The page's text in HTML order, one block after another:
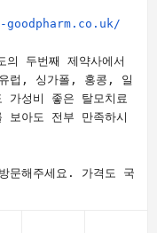
의 두번째 제약사에서
유럽, 싱가폴, 홍콩, 일
가성비 좋은 탈모치료
보아도 전부 만족하시
문해주세요. 가격도 국